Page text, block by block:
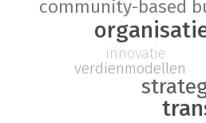
community-based
verdienmodellen
innovatie